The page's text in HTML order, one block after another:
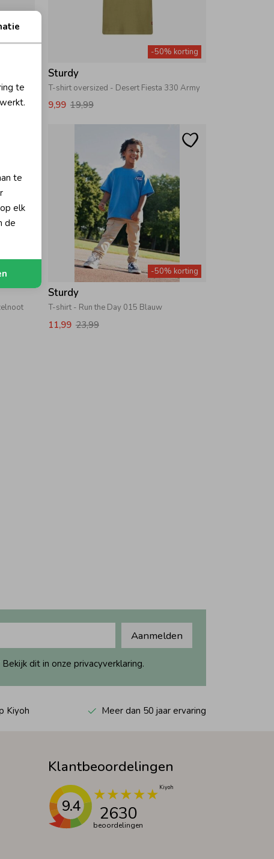
-50% korting
Sturdy
T-shirt oversized - Desert Fiesta 330 Army
9,99 19,99
-50% korting
Sturdy
T-shirt - Run the Day 015 Blauw
11,99 23,99
Aanmelden
dit in onze privacyverklaring.
Kiyoh Meer dan 50 jaar ervaring
Klantbeoordelingen
9.4 2630
beoordelingen
te
te
elk
de